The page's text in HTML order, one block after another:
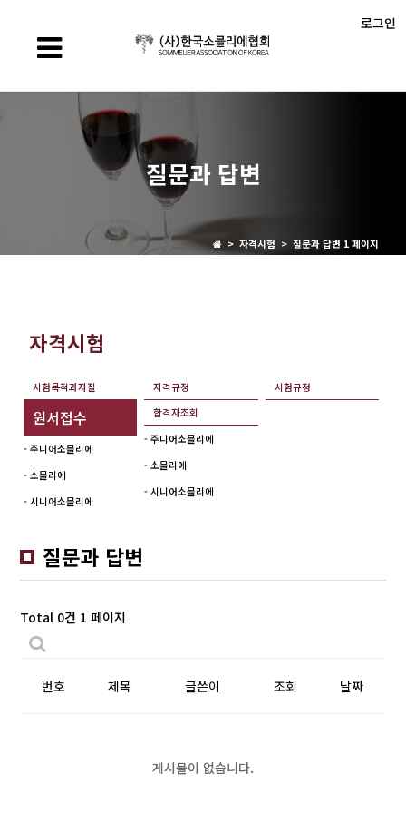
로그인
질문과 답변
> 자격시험 > 질문과 답변 1 페이지
자격시험
시험목적과자질 자격규정 시험규정
원서접수
- 주니어소믈리에
- 소믈리에
- 시니어소믈리에
합격자조회
- 주니어소믈리에
- 소믈리에
- 시니어소믈리에
질문과 답변
Total 0건 1 페이지
번호 제목 글쓴이 조회 날짜
게시물이 없습니다.